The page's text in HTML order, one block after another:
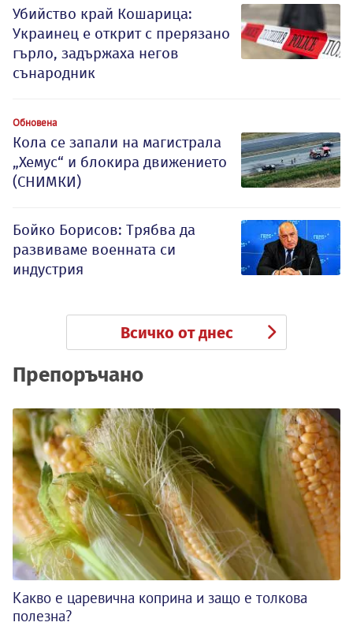
Убийство край Кошарица:
Украинец е открит с прерязано
гърло, задържаха негов
сънародник
Обновена
Кола се запали на магистрала
„Хемус“ и блокира движението
(СНИМКИ)
Бойко Борисов: Трябва да
развиваме военната си
индустрия
Всичко от днес
Препоръчано
Какво е царевична коприна и защо е толкова
полезна?